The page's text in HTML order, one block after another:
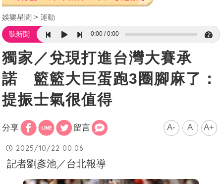
娛樂星聞 運動
聽新聞 0:00 0:00
獨家／兌現打進台灣大賽承
諾 籃籃大巨蛋跑3圈腳麻了：
提振士氣很值得
分享 留言 A- A A+
2025/10/22 00:06
記者劉彥池／台北報導